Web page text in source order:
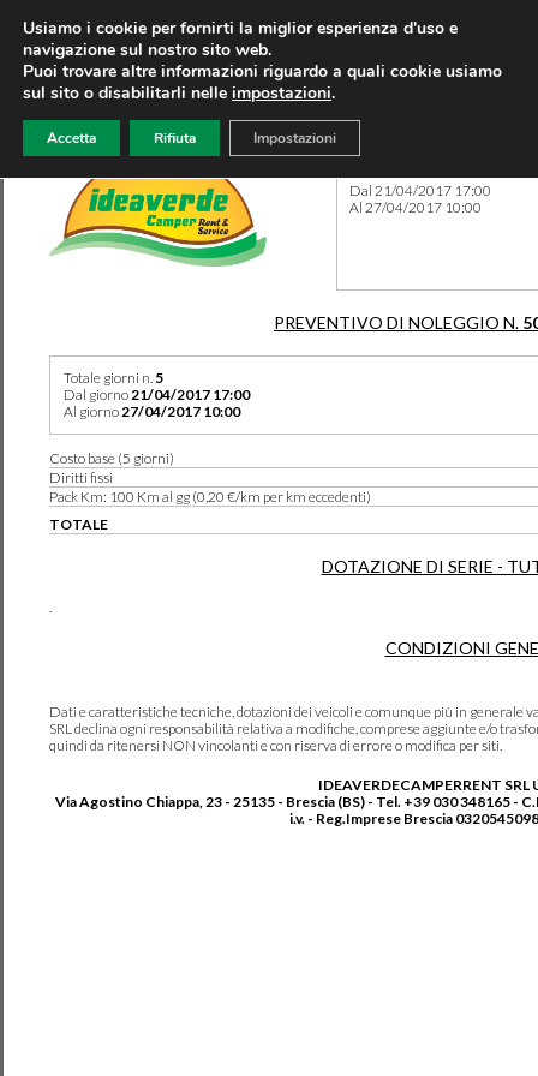
Dal 21/04/2017 17:00
Al 27/04/2017 10:00
PREVENTIVO DI NOLEGGIO N.
Totale giorni n. 5
Dal giorno21/04/2017 17:00
Al giorno27/04/2017 10:00
Costo base (5 giorni)
Diritti fissi
Pack Km: 100 Km al gg (0,20 €/km per km eccedenti)
TOTALE
DOTAZIONE DI SERIE -
.
CONDIZIONI
Dati e caratteristiche tecniche, dotazioni dei veicoli e comunque più in generale
SRL declina ogni responsabilità relativa a modifiche, comprese aggiunte e/o
quindi da ritenersi NON vincolanti e con riserva di errore o modifica per siti.
IDEAVERDECAMPERRENT SRL
Via Agostino Chiappa, 23 - 25135 - Brescia (BS) - Tel. +39 030 348165 -
i.v. - Reg.Imprese Brescia
Usiamo i cookie per fornirti la miglior esperienza d'uso e
navigazione sul nostro sito web.
Puoi trovare altre informazioni riguardo a quali cookie usiamo
sul sito o disabilitarli nelle impostazioni.
Accetta Rifiuta Impostazioni